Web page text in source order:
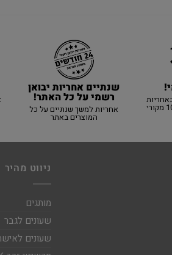
שנתיים אחריות יבואן
רשמי על כל האתר!
אחריות למשך שנתיים על כל
המוצרים באתר
ניווט מהיר
מותגים
שעונים לגבר
שעונים